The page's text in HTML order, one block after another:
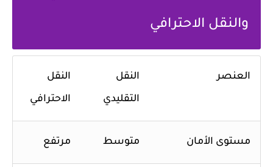
والنقل الاحترافي
العنصر النقل
التقليدي
النقل
الاحترافي
مستوى الأمان متوسط مرتفع